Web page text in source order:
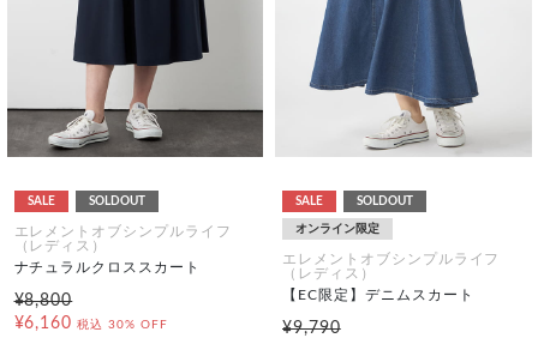
SALE SOLDOUT
エレメントオブシンプルライフ
（レディス）
ナチュラルクロススカート
¥8,800
¥6,160 税込 30% OFF
SALE SOLDOUT
オンライン限定
エレメントオブシンプルライフ
（レディス）
【EC限定】デニムスカート
¥9,790